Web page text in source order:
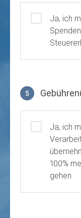
Ja, ich
5
Ja, ich
100%
gehen